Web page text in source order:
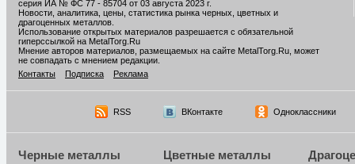
серия ИА № ФС 77 - 85704 от 03 августа 2023 г.
Новости, аналитика, цены, статистика рынка черных, цветных и
драгоценных металлов.
Использование открытых материалов разрешается с обязательной
гиперссылкой на MetalTorg.Ru
Мнение авторов материалов, размещаемых на сайте MetalTorg.Ru, может
не совпадать с мнением редакции.
Контакты
Подписка Реклама
RSS ВКонтакте Одноклассники
Черные металлы Цветные металлы